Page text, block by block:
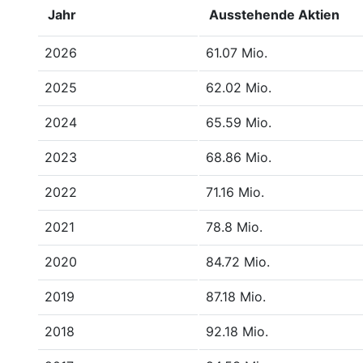
Jahr Ausstehende Aktien
2026 61.07 Mio.
2025 62.02 Mio.
2024 65.59 Mio.
2023 68.86 Mio.
2022 71.16 Mio.
2021 78.8 Mio.
2020 84.72 Mio.
2019 87.18 Mio.
2018 92.18 Mio.